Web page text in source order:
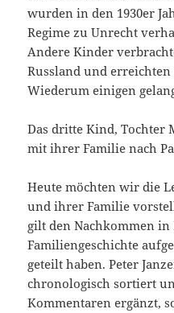
wurden in den 1930er
Regime zu Unrecht
Andere Kinder
Russland und
Wiederum einigen
Das dritte Kind, Tochter
mit ihrer Familie nach
Heute möchten wir die
und ihrer Familie
gilt den Nachkommen in
Familiengeschichte
geteilt haben. Peter
chronologisch sortiert
Kommentaren ergänzt,